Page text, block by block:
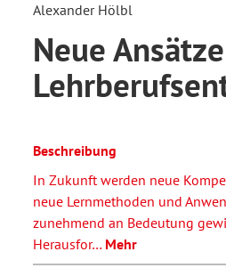
Alexander Hölbl
Neue
Beschreibung
In Zukunft werden neue
neue Lernmethoden und
zunehmend an Bedeutung
Herausfor… Mehr